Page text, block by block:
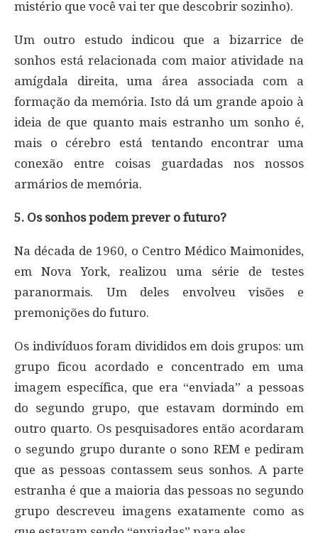
mistério que você vai ter que descobrir sozinho).
Um outro estudo indicou que a bizarrice de
sonhos está relacionada com maior atividade na
amígdala direita, uma área associada com a
formação da memória. Isto dá um grande apoio à
ideia de que quanto mais estranho um sonho é,
mais o cérebro está tentando encontrar uma
conexão entre coisas guardadas nos nossos
armários de memória.
5. Os sonhos podem prever o futuro?
Na década de 1960, o Centro Médico Maimonides,
em Nova York, realizou uma série de testes
paranormais. Um deles envolveu visões e
premonições do futuro.
Os indivíduos foram divididos em dois grupos: um
grupo ficou acordado e concentrado em uma
imagem específica, que era “enviada” a pessoas
do segundo grupo, que estavam dormindo em
outro quarto. Os pesquisadores então acordaram
o segundo grupo durante o sono REM e pediram
que as pessoas contassem seus sonhos. A parte
estranha é que a maioria das pessoas no segundo
grupo descreveu imagens exatamente como as